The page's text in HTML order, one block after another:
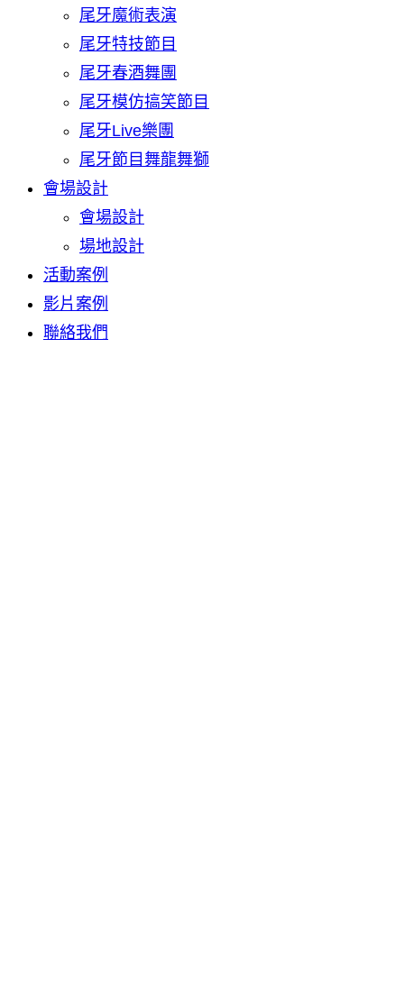
尾牙魔術表演
尾牙特技節目
尾牙春酒舞團
尾牙模仿搞笑節目
尾牙Live樂團
尾牙節目舞龍舞獅
會場設計
會場設計
場地設計
活動案例
影片案例
聯絡我們